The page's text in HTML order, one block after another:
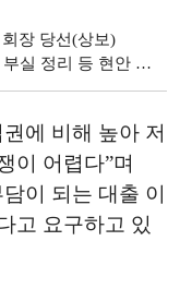
장 당선(상보)
조정 등 업계 목소리 전달할 것"
에 비해 높아 저
이 어렵다”며
이 되는 대출 이
고 요구하고 있